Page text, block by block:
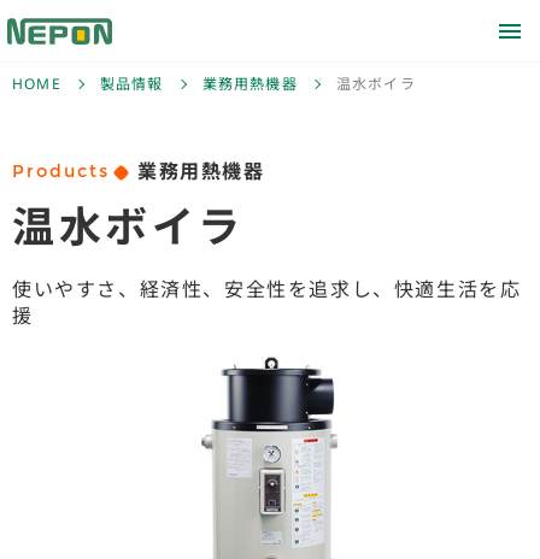
HOME 製品情報 業務用熱機器 温水ボイラ
Products 業務用熱機器
温水ボイラ
使いやすさ、経済性、 安全性を追求し、快適生活を応
援